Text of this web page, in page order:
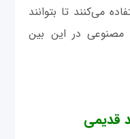
می‌کنند تا بتوانند
مصنوعی در این بین
قدیمی